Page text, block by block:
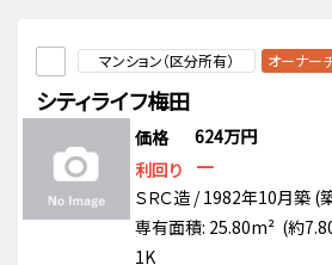
マンション（区分所有） オーナー
シティライフ梅田
価格
624万円
利回り
－
ＳＲＣ造 / 1982年10月築 (
専有面積: 25.80m² (約
1K